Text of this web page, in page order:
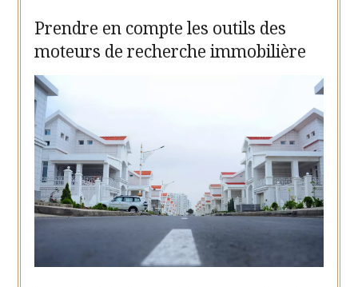
Prendre en compte les outils des
moteurs de recherche immobilière